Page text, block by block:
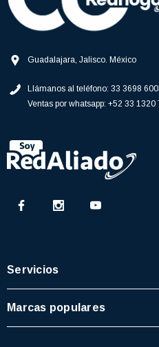
Guadalajara, Jalisco. México
Llámanos al teléfono: 33 3698
Ventas por whatsapp: +52 33 1320
Servicios
Marcas populares